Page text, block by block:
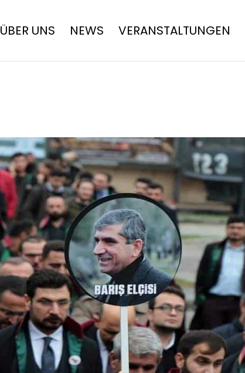
ÜBER UNS NEWS VERANSTALTUNGEN